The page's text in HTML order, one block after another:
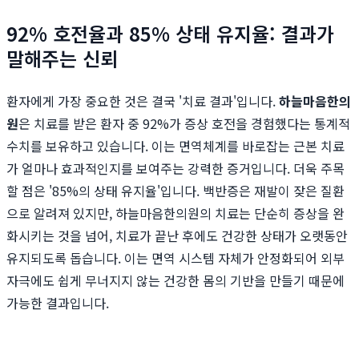
92% 호전율과 85% 상태 유지율: 결과가
말해주는 신뢰
환자에게 가장 중요한 것은 결국 '치료 결과'입니다.하늘마음한의
원은 치료를 받은 환자 중 92%가 증상 호전을 경험했다는 통계적
수치를 보유하고 있습니다. 이는 면역체계를 바로잡는 근본 치료
가 얼마나 효과적인지를 보여주는 강력한 증거입니다. 더욱 주목
할 점은 '85%의 상태 유지율'입니다. 백반증은 재발이 잦은 질환
으로 알려져 있지만, 하늘마음한의원의 치료는 단순히 증상을 완
화시키는 것을 넘어, 치료가 끝난 후에도 건강한 상태가 오랫동안
유지되도록 돕습니다. 이는 면역 시스템 자체가 안정화되어 외부
자극에도 쉽게 무너지지 않는 건강한 몸의 기반을 만들기 때문에
가능한 결과입니다.